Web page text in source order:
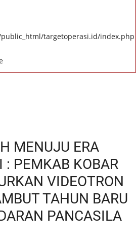
targetoperasi.id/index.php
MENUJU ERA
: PEMKAB KOBAR
VIDEOTRON
TAHUN BARU
PANCASILA